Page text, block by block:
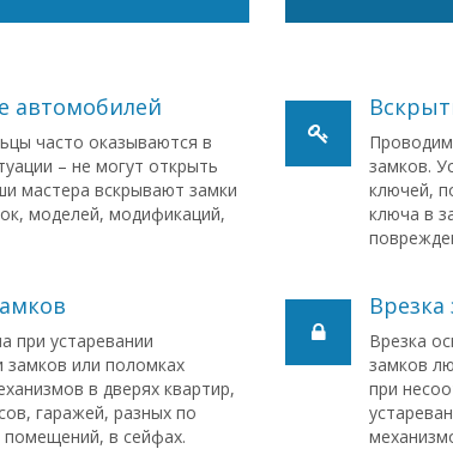
автомобилей
часто оказываются в
– не могут открыть
мастера вскрывают замки
моделей, модификаций,
замков.
ключей,
ключа в
при устаревании
замков или поломках
в дверях квартир,
гаражей, разных по
в сейфах.
Врезка
Врезка
замков
при